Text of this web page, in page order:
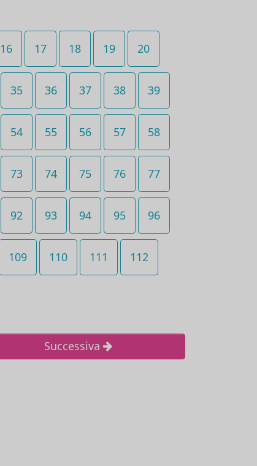
16 17 18 19 20
35 36 37 38 39
54 55 56 57 58
73 74 75 76 77
92 93 94 95 96
109 110 111 112
Successiva